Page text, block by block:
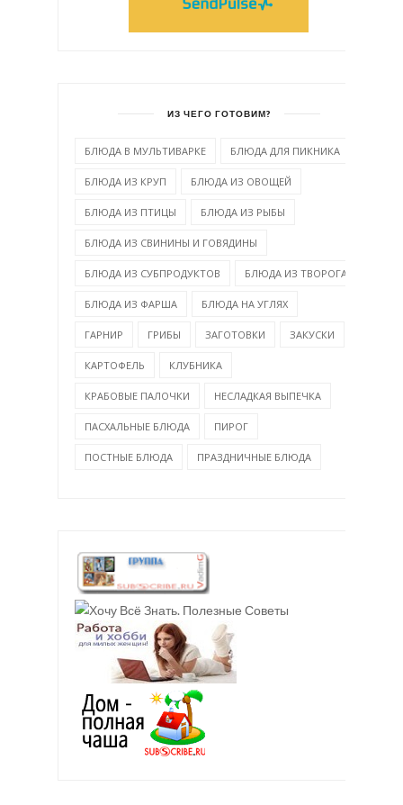
ИЗ ЧЕГО ГОТОВИМ?
БЛЮДА В МУЛЬТИВАРКЕ БЛЮДА ДЛЯ ПИКНИКА
БЛЮДА ИЗ КРУП БЛЮДА ИЗ ОВОЩЕЙ
БЛЮДА ИЗ ПТИЦЫ БЛЮДА ИЗ РЫБЫ
БЛЮДА ИЗ СВИНИНЫ И ГОВЯДИНЫ
БЛЮДА ИЗ СУБПРОДУКТОВ БЛЮДА ИЗ ТВОРОГА
БЛЮДА ИЗ ФАРША БЛЮДА НА УГЛЯХ
ГАРНИР ГРИБЫ ЗАГОТОВКИ ЗАКУСКИ
КАРТОФЕЛЬ КЛУБНИКА
КРАБОВЫЕ ПАЛОЧКИ НЕСЛАДКАЯ ВЫПЕЧКА
ПАСХАЛЬНЫЕ БЛЮДА ПИРОГ
ПОСТНЫЕ БЛЮДА ПРАЗДНИЧНЫЕ БЛЮДА